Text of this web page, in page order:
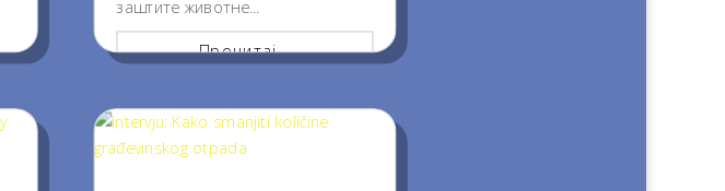
заштите животне...
Прочитај...